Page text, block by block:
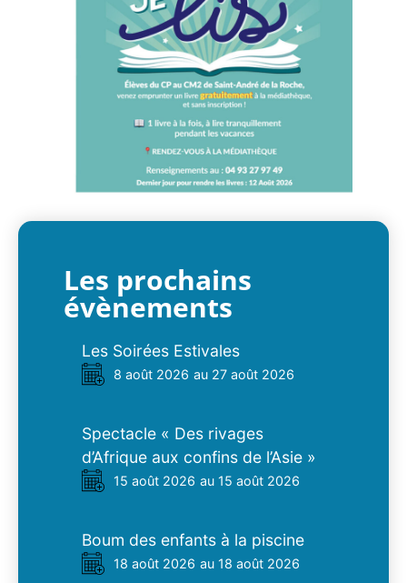
Les prochains
évènements
Les Soirées Estivales
8 août 2026 au 27 août 2026
Spectacle « Des rivages
d’Afrique aux confins de l’Asie »
15 août 2026 au 15 août 2026
Boum des enfants à la piscine
18 août 2026 au 18 août 2026